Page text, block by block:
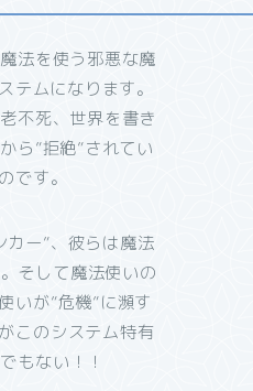
法を使う邪悪な魔
テムになります。
不死、世界を書き
ら”拒絶”されてい
です。
ー”、彼らは魔法
そして魔法使いの
いが”危機”に瀕す
このシステム特有
もない！！